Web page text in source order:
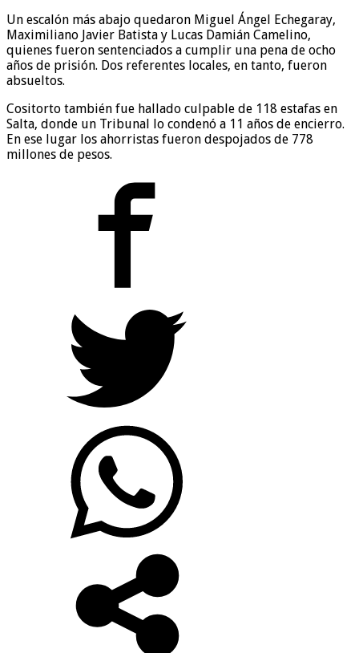
Un escalón más abajo quedaron Miguel Ángel Echegaray,
Maximiliano Javier Batista y Lucas Damián Camelino,
quienes fueron sentenciados a cumplir una pena de ocho
años de prisión. Dos referentes locales, en tanto, fueron
absueltos.
Cositorto también fue hallado culpable de 118 estafas en
Salta, donde un Tribunal lo condenó a 11 años de encierro.
En ese lugar los ahorristas fueron despojados de 778
millones de pesos.